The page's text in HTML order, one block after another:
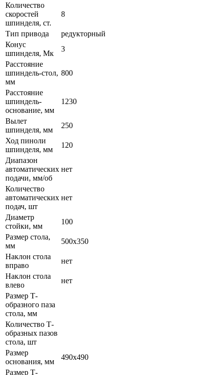
Количество
скоростей
шпинделя, ст.
8
Тип привода
редукторный
Конус
шпинделя, Мк
3
Расстояние
шпиндель-стол,
мм
800
Расстояние
шпиндель-
основание, мм
1230
Вылет
шпинделя, мм
250
Ход пиноли
шпинделя, мм
120
Диапазон
автоматических
подачи, мм/об
нет
Количество
автоматических
подач, шт
нет
Диаметр
стойки, мм
100
Размер стола,
мм
500х350
Наклон стола
вправо
нет
Наклон стола
влево
нет
Размер Т-
образного паза
стола, мм
Количество Т-
образных пазов
стола, шт
Размер
основания, мм
490х490
Размер Т-